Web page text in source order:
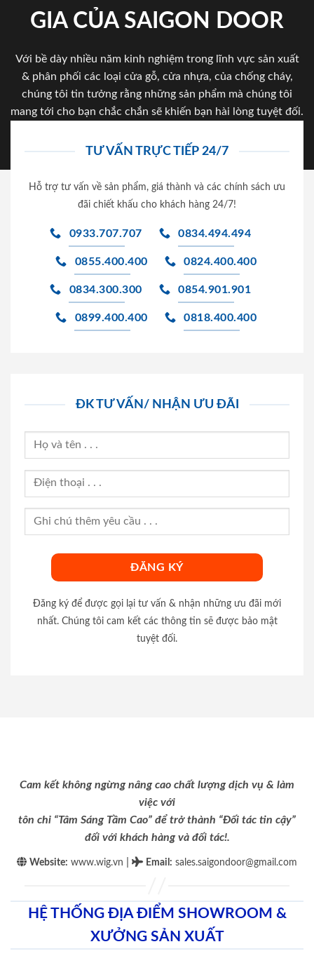
GIA CỦA SAIGON DOOR
Với bề dày nhiều năm kinh nghiệm trong lĩnh vực sản xuất
& phân phối các loại cửa gỗ, cửa nhựa, của chống cháy,
chúng tôi tin tưởng rằng những sản phẩm mà chúng tôi
mang tới cho bạn chắc chắn sẽ khiến bạn hài lòng tuyệt đối.
TƯ VẤN TRỰC TIẾP 24/7
Hỗ trợ tư vấn về sản phẩm, giá thành và các chính sách ưu
đãi chiết khấu cho khách hàng 24/7!
0933.707.707 0834.494.494
0855.400.400 0824.400.400
0834.300.300 0854.901.901
0899.400.400 0818.400.400
ĐK TƯ VẤN/ NHẬN ƯU ĐÃI
Đăng ký để được gọi lại tư vấn & nhận những ưu đãi mới
nhất. Chúng tôi cam kết các thông tin sẽ được bảo mật
tuyệt đối.
Cam kết không ngừng nâng cao chất lượng dịch vụ & làm
việc với
tôn chỉ “Tâm Sáng Tầm Cao” để trở thành “Đối tác tin cậy”
đối với khách hàng và đối tác!.
Website: www.wig.vn Email : sales.saigondoor@gmail.com
HỆ THỐNG ĐỊA ĐIỂM SHOWROOM &
XƯỞNG SẢN XUẤT